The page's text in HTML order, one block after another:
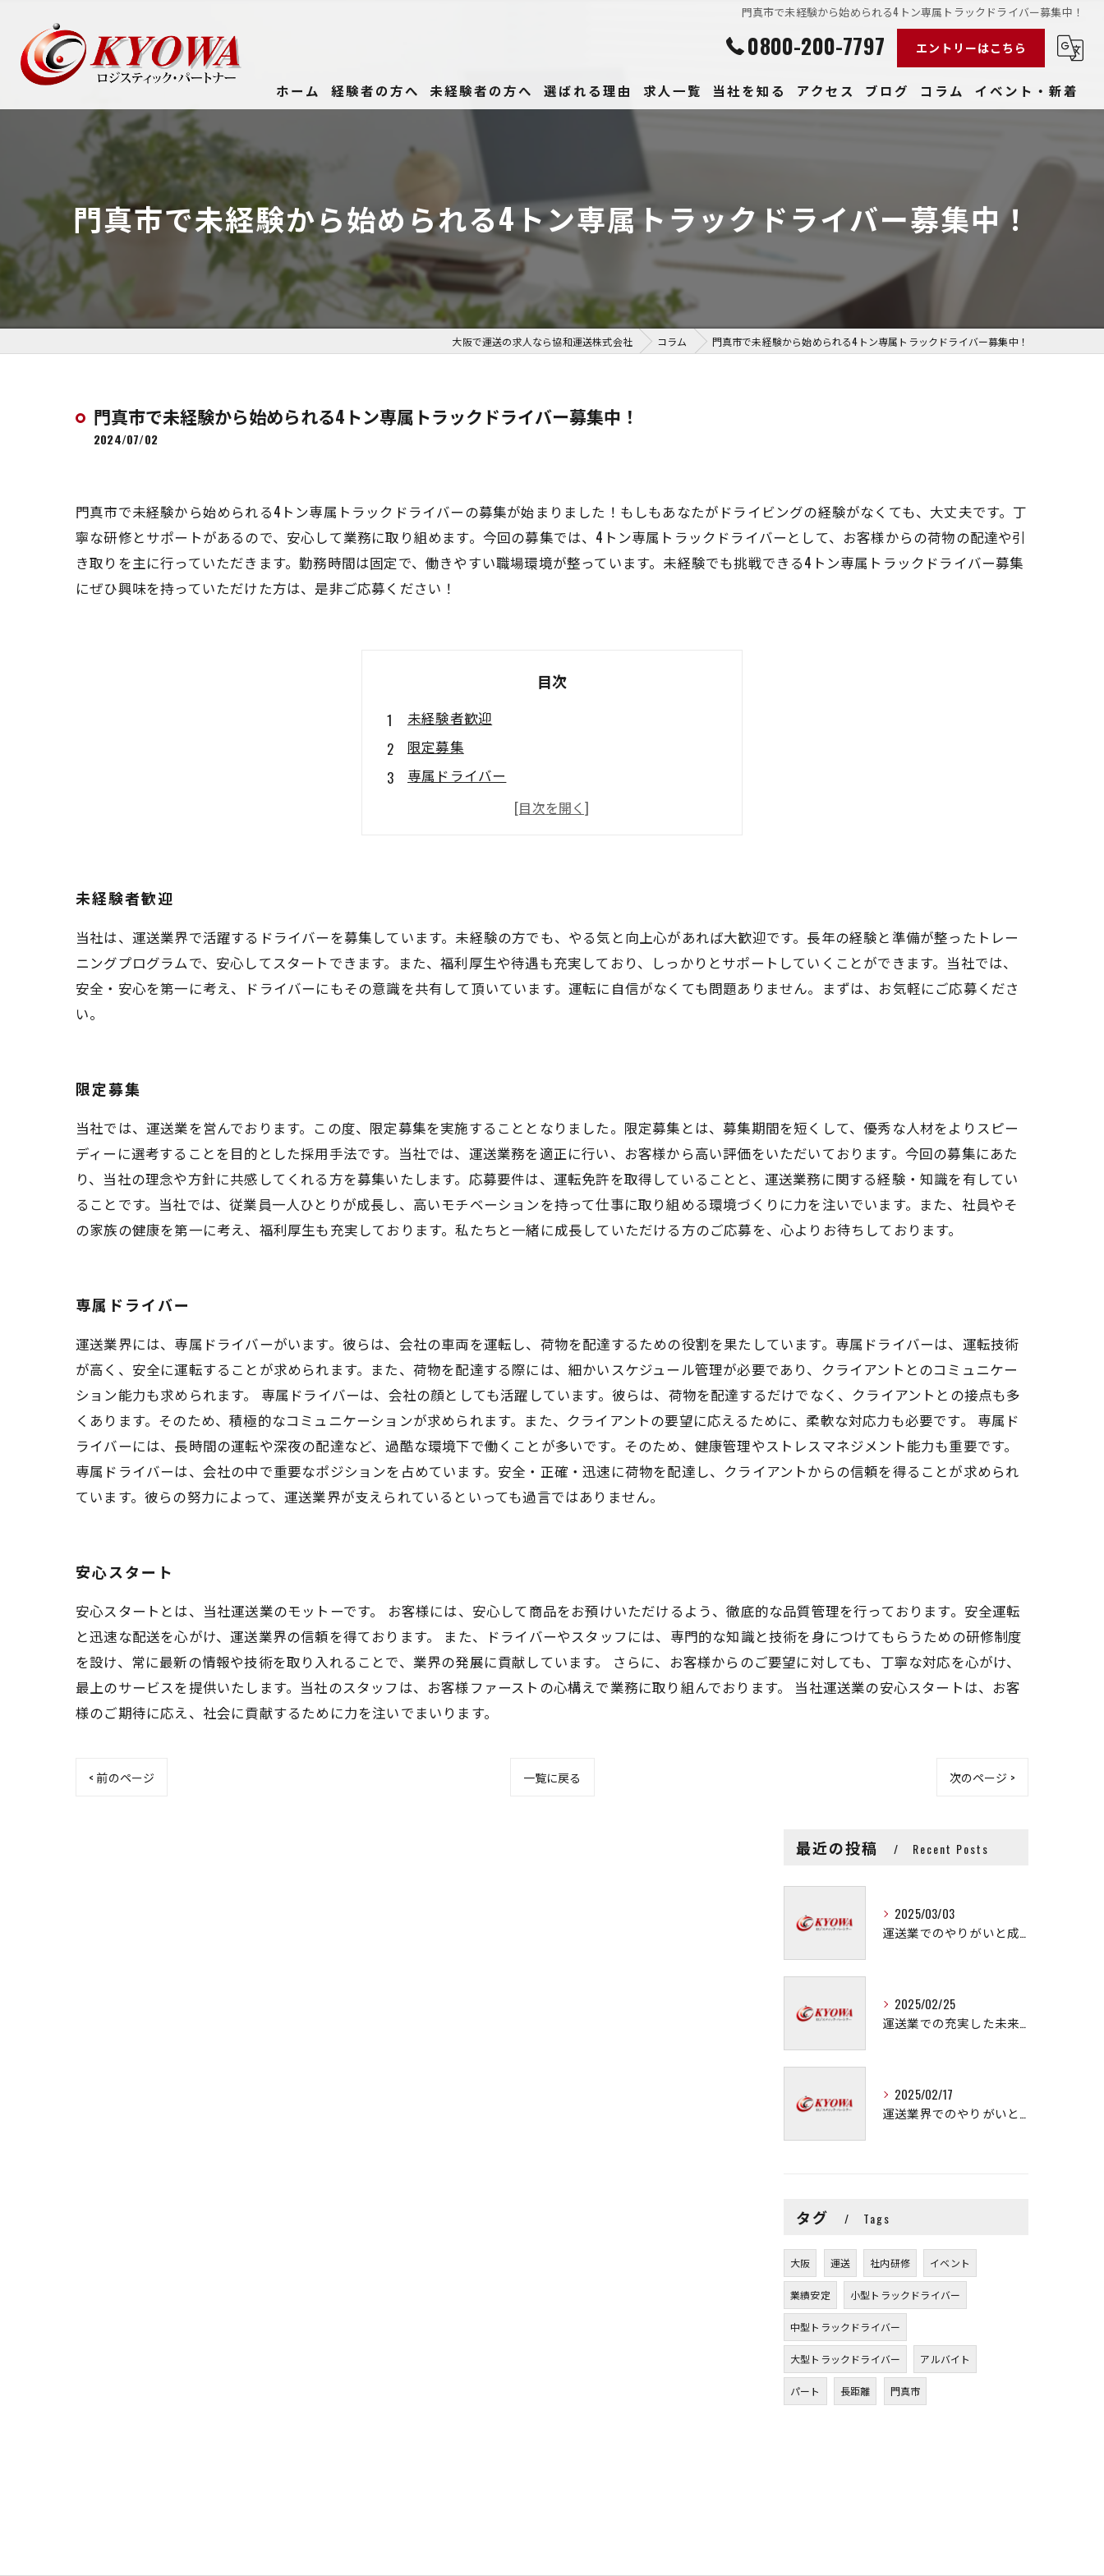
門真市で未経験から始められる4トン専属トラックドライバー募集中！
0800-200-7797 エントリーはこちら
ホーム 経験者の方へ 未経験者の方へ 選ばれる理由 求人一覧 当社を知る
高収入
アクセス ブログ コラム イベント・新着
門真市で未経験から始められる4トン専属トラックドライバー募集中！
大阪で運送の求人なら協和運送株式会社 コラム 門真市で未経験から始められる4トン専属トラックドライバー募集中！
門真市で未経験から始められる4トン専属トラックドライバー募集中！
2024/07/02
門真市で未経験から始められる4トン専属トラックドライバーの募集が始まりました！もしもあなたがドライビングの経験がなくても、大丈夫です。丁
寧な研修とサポートがあるので、安心して業務に取り組めます。今回の募集では、4トン専属トラックドライバーとして、お客様からの荷物の配達や引
き取りを主に行っていただきます。勤務時間は固定で、働きやすい職場環境が整っています。未経験でも挑戦できる4トン専属トラックドライバー募集
にぜひ興味を持っていただけた方は、是非ご応募ください！
目次
未経験者歓迎
限定募集
専属ドライバー
未経験者歓迎
当社は、運送業界で活躍するドライバーを募集しています。未経験の方でも、やる気と向上心があれば大歓迎です。長年の経験と準備が整ったトレー
ニングプログラムで、安心してスタートできます。また、福利厚生や待遇も充実しており、しっかりとサポートしていくことができます。当社では、
安全・安心を第一に考え、ドライバーにもその意識を共有して頂いています。運転に自信がなくても問題ありません。まずは、お気軽にご応募くださ
い。
限定募集
当社では、運送業を営んでおります。この度、限定募集を実施することとなりました。限定募集とは、募集期間を短くして、優秀な人材をよりスピー
ディーに選考することを目的とした採用手法です。当社では、運送業務を適正に行い、お客様から高い評価をいただいております。今回の募集にあた
り、当社の理念や方針に共感してくれる方を募集いたします。応募要件は、運転免許を取得していることと、運送業務に関する経験・知識を有してい
ることです。当社では、従業員一人ひとりが成長し、高いモチベーションを持って仕事に取り組める環境づくりに力を注いでいます。また、社員やそ
の家族の健康を第一に考え、福利厚生も充実しております。私たちと一緒に成長していただける方のご応募を、心よりお待ちしております。
専属ドライバー
運送業界には、専属ドライバーがいます。彼らは、会社の車両を運転し、荷物を配達するための役割を果たしています。専属ドライバーは、運転技術
が高く、安全に運転することが求められます。また、荷物を配達する際には、細かいスケジュール管理が必要であり、クライアントとのコミュニケー
ション能力も求められます。 専属ドライバーは、会社の顔としても活躍しています。彼らは、荷物を配達するだけでなく、クライアントとの接点も多
くあります。そのため、積極的なコミュニケーションが求められます。また、クライアントの要望に応えるために、柔軟な対応力も必要です。 専属ド
ライバーには、長時間の運転や深夜の配達など、過酷な環境下で働くことが多いです。そのため、健康管理やストレスマネジメント能力も重要です。
専属ドライバーは、会社の中で重要なポジションを占めています。安全・正確・迅速に荷物を配達し、クライアントからの信頼を得ることが求められ
ています。彼らの努力によって、運送業界が支えられているといっても過言ではありません。
安心スタート
安心スタートとは、当社運送業のモットーです。 お客様には、安心して商品をお預けいただけるよう、徹底的な品質管理を行っております。安全運転
と迅速な配送を心がけ、運送業界の信頼を得ております。 また、ドライバーやスタッフには、専門的な知識と技術を身につけてもらうための研修制度
を設け、常に最新の情報や技術を取り入れることで、業界の発展に貢献しています。 さらに、お客様からのご要望に対しても、丁寧な対応を心がけ、
最上のサービスを提供いたします。当社のスタッフは、お客様ファーストの心構えで業務に取り組んでおります。 当社運送業の安心スタートは、お客
様のご期待に応え、社会に貢献するために力を注いでまいります。
< 前のページ 一覧に戻る 次のページ >
最近の投稿 Recent Posts
2025/03/03
運送業でのやりがいと成長の秘訣
2025/02/25
運送業での充実した未来を拓く方法
2025/02/17
運送業界でのやりがいと可能性
タグ Tags
大阪 運送 社内研修 イベント
業績安定 小型トラックドライバー
中型トラックドライバー
大型トラックドライバー アルバイト
パート 長距離 門真市